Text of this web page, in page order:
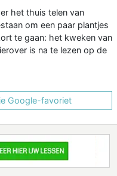
het thuis telen van
om een paar plantjes
te gaan: het kweken van
is na te lezen op de
Google-favoriet